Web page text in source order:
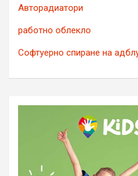
Авторадиатори
работно облекло
Софтуерно спиране на